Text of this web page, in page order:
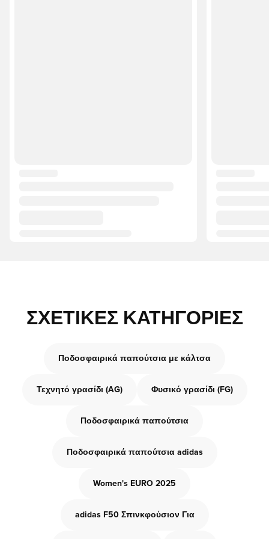
ΣΧΕΤΙΚΈΣ ΚΑΤΗΓΟΡΊΕΣ
Ποδοσφαιρικά παπούτσια με κάλτσα
Τεχνητό γρασίδι (AG) Φυσικό γρασίδι (FG)
Ποδοσφαιρικά παπούτσια
Ποδοσφαιρικά παπούτσια adidas
Women's EURO 2025
adidas F50 Σπινκφούσιον Για